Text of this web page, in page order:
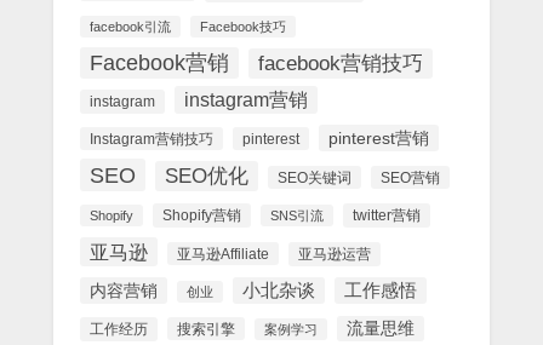
facebook引流 Facebook技巧
Facebook营销 facebook营销技巧
instagram instagram营销
Instagram营销技巧 pinterest pinterest营销
SEO SEO优化 SEO关键词 SEO营销
Shopify Shopify营销 SNS引流 twitter营销
亚马逊 亚马逊Affiliate 亚马逊运营
内容营销 创业 小北杂谈 工作感悟
工作经历 搜索引擎 案例学习 流量思维